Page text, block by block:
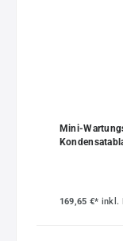
Mini-
169,65 €* inkl.